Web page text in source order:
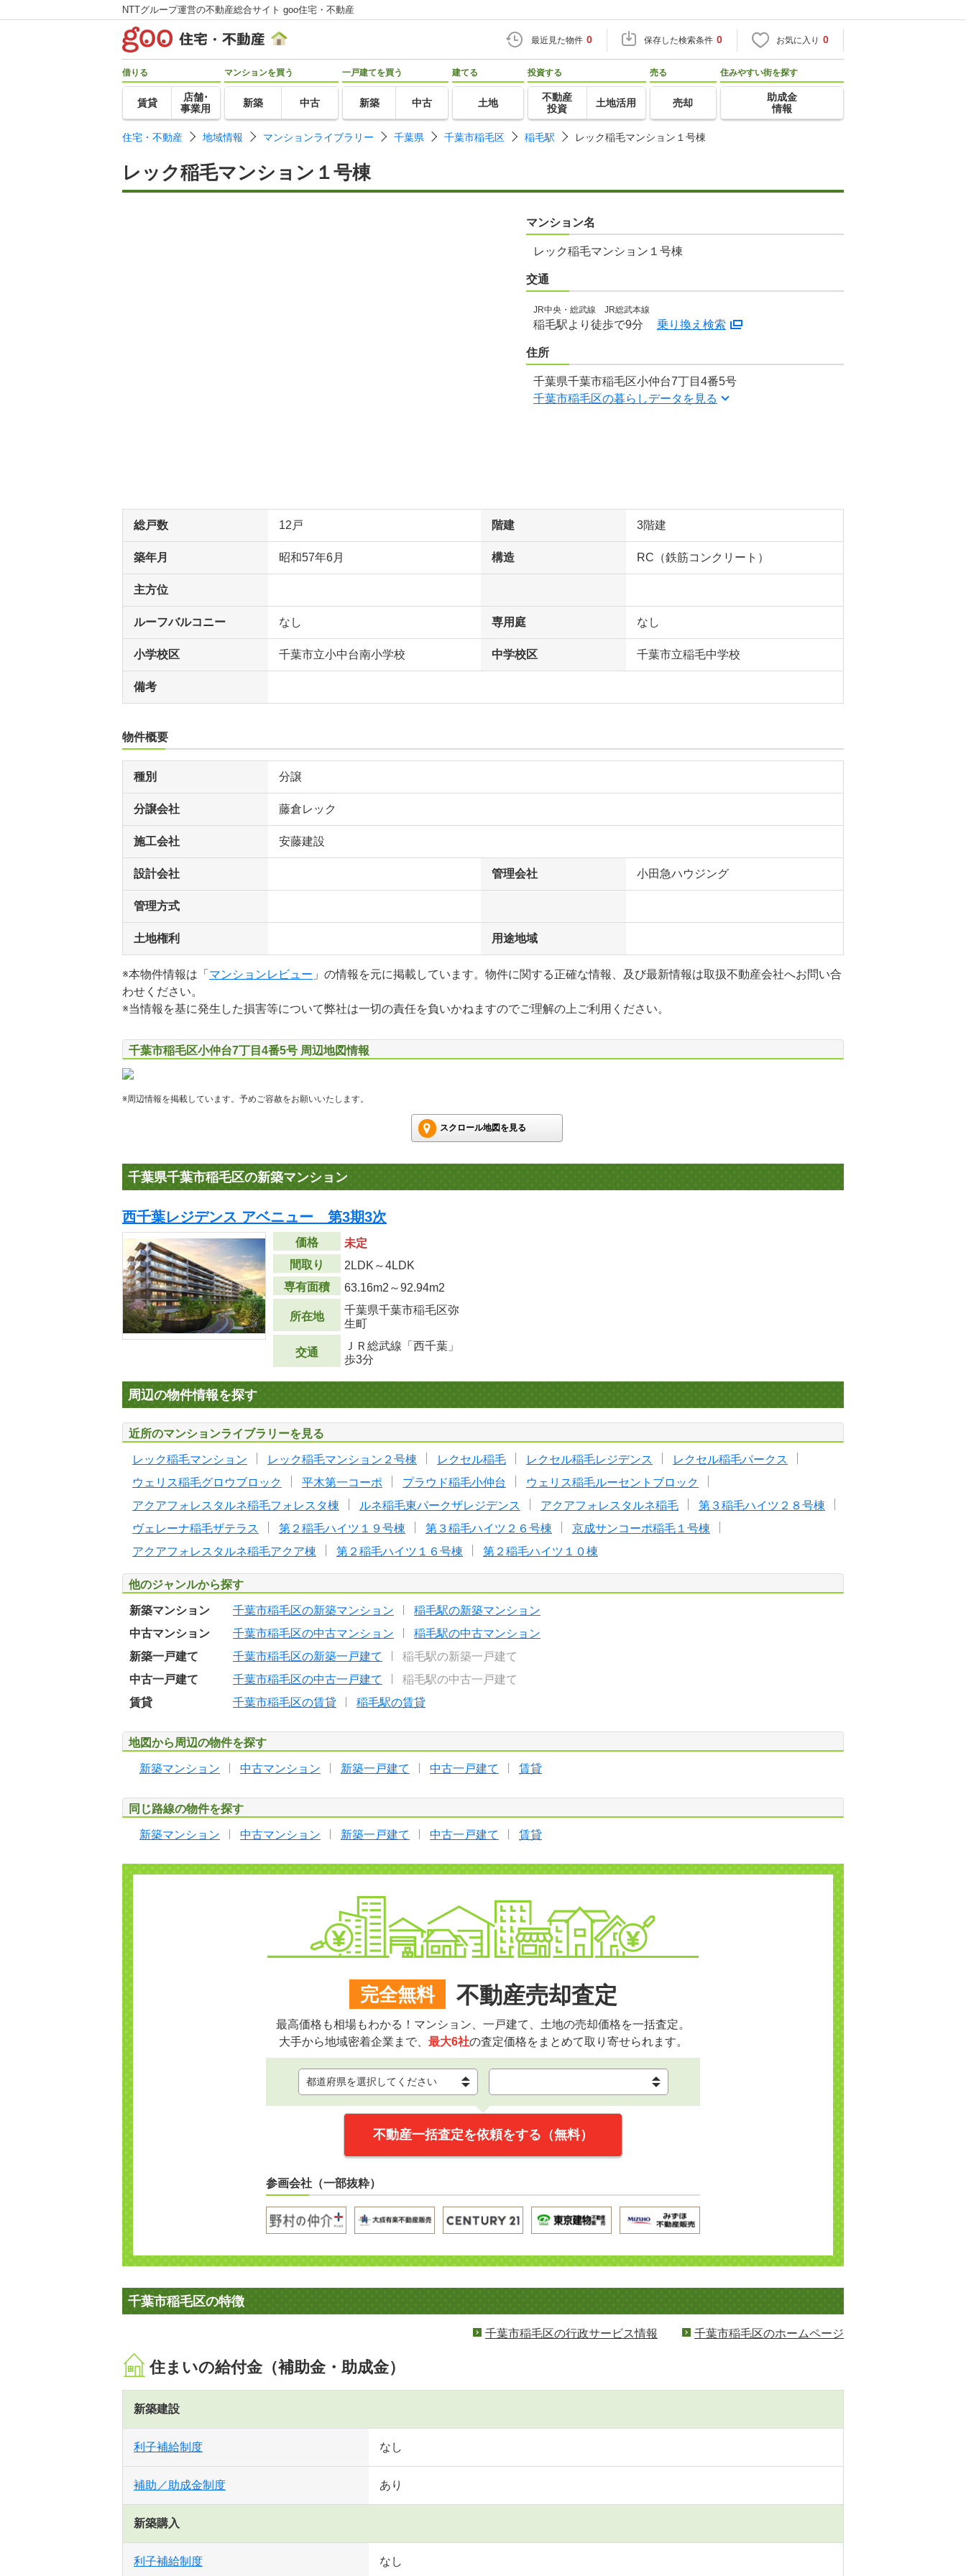
NTTグループ運営の不動産総合サイト goo住宅・不動産
最近見た物件 0 保存した検索条件 0 お気に入り 0
借りる
賃貸
店舗･
事業用
マンションを買う
新築 中古
一戸建てを買う
新築 中古
建てる
土地
投資する
不動産
投資
土地活用
売る
売却
住みやすい街を探す
助成金
情報
住宅・不動産 地域情報 マンションライブラリー 千葉県 千葉市稲毛区 稲毛駅 レック稲毛マンション１号棟
レック稲毛マンション１号棟
マンション名
レック稲毛マンション１号棟
交通
JR中央・総武線 JR総武本線
稲毛駅より徒歩で9分 乗り換え検索
住所
千葉県千葉市稲毛区小仲台7丁目4番5号
千葉市稲毛区の暮らしデータを見る
総戸数 12戸 階建 3階建
築年月 昭和57年6月 構造 RC（鉄筋コンクリート）
主方位
ルーフバルコニー なし 専用庭 なし
小学校区 千葉市立小中台南小学校 中学校区 千葉市立稲毛中学校
備考
物件概要
種別 分譲
分譲会社 藤倉レック
施工会社 安藤建設
設計会社 管理会社 小田急ハウジング
管理方式
土地権利 用途地域
※本物件情報は「 マンションレビュー 」の情報を元に掲載しています。物件に関する正確な情報、及び最新情報は取扱不動産会社へお問い合
わせください。
※当情報を基に発生した損害等について弊社は一切の責任を負いかねますのでご理解の上ご利用ください。
千葉市稲毛区小仲台7丁目4番5号 周辺地図情報
※周辺情報を掲載しています。予めご容赦をお願いいたします。
スクロール地図を見る
千葉県千葉市稲毛区の新築マンション
西千葉レジデンス アベニュー 第3期3次
価格
未定
間取り
2LDK～4LDK
専有面積
63.16m2 ～92.94m2
所在地
千葉県千葉市稲毛区弥
生町
交通
ＪＲ総武線「西千葉」
歩3分
周辺の物件情報を探す
近所のマンションライブラリーを見る
レック稲毛マンション レック稲毛マンション２号棟 レクセル稲毛 レクセル稲毛レジデンス
レクセル稲毛パークス
ウェリス稲毛グロウブロック
平木第一コーポ プラウド稲毛小仲台
ウェリス稲毛ルーセントブロック
アクアフォレスタルネ稲毛フォレスタ棟
ルネ稲毛東パークザレジデンス アクアフォレスタルネ稲毛
第３稲毛ハイツ２８号棟
ヴェレーナ稲毛ザテラス
第２稲毛ハイツ１９号棟 第３稲毛ハイツ２６号棟
京成サンコーポ稲毛１号棟
アクアフォレスタルネ稲毛アクア棟
第２稲毛ハイツ１６号棟 第２稲毛ハイツ１０棟
他のジャンルから探す
新築マンション 千葉市稲毛区の新築マンション
稲毛駅の新築マンション
中古マンション
千葉市稲毛区の中古マンション
稲毛駅の中古マンション
新築一戸建て
千葉市稲毛区の新築一戸建て
稲毛駅の新築一戸建て
中古一戸建て
千葉市稲毛区の中古一戸建て
稲毛駅の中古一戸建て
賃貸
千葉市稲毛区の賃貸 稲毛駅の賃貸
地図から周辺の物件を探す
新築マンション 中古マンション 新築一戸建て 中古一戸建て 賃貸
同じ路線の物件を探す
新築マンション 中古マンション 新築一戸建て 中古一戸建て 賃貸
完全無料 不動産売却査定
最高価格も相場もわかる！マンション、一戸建て、土地の売却価格を一括査定。
大手から地域密着企業まで、 最大6社の査定価格をまとめて取り寄せられます。
不動産一括査定を依頼をする（無料）
参画会社（一部抜粋）
千葉市稲毛区の特徴
千葉市稲毛区の行政サービス情報 千葉市稲毛区のホームページ
住まいの給付金（補助金・助成金）
新築建設
利子補給制度 なし
補助／助成金制度 あり
新築購入
利子補給制度 なし